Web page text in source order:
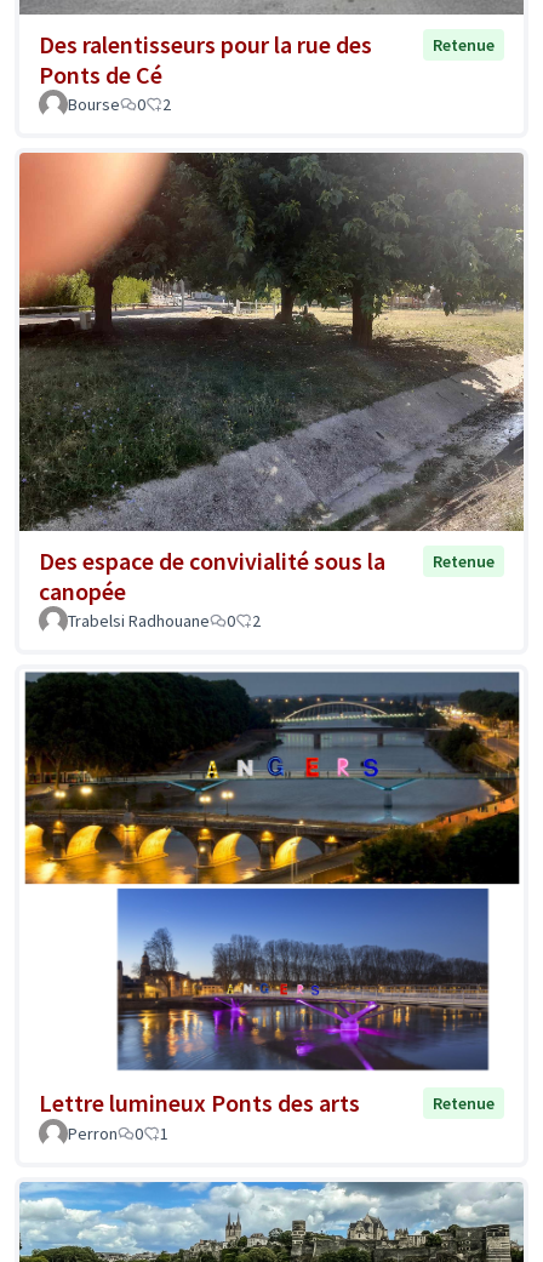
Des ralentisseurs pour la rue des
Ponts de Cé
Retenue
Bourse 0 2
Des espace de convivialité sous la
canopée
Retenue
Trabelsi Radhouane 0 2
Lettre lumineux Ponts des arts
Retenue
Perron
0 1